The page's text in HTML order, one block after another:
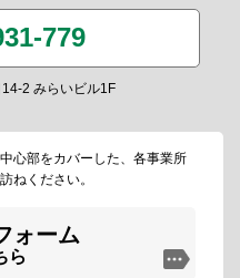
779
2 みらいビル1F
心部をカバーした、各事業所
ねください。
ォーム
ら